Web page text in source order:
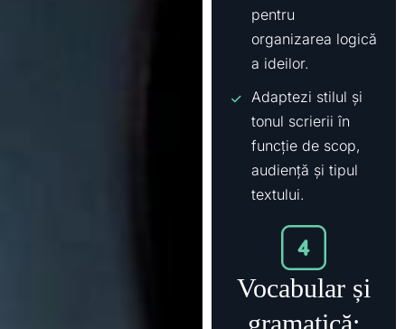
pentru
organizarea logică
a ideilor.
Adaptezi stilul și
tonul scrierii în
funcție de scop,
audiență și tipul
textului.
Vocabular și